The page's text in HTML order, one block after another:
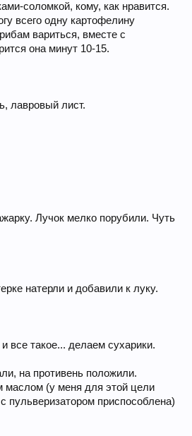
соломкой, кому, как нравится.
всего одну картофелину
вариться, вместе с
она минут 10-15.
лавровый лист.
Лучок мелко порубили. Чуть
натерли и добавили к луку.
все такое... делаем сухарики.
на противень положили.
(у меня для этой цели
пульверизатором приспособлена)